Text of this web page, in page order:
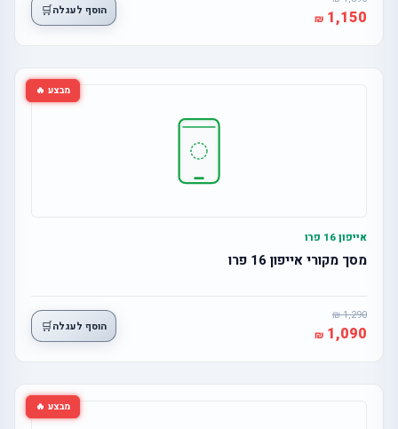
1,150 הוסף לעגלה🛒
מבצע 🔥
אייפון 16 פרו
מסך מקורי אייפון 16 פרו
1,290
1,090 הוסף לעגלה🛒
מבצע 🔥